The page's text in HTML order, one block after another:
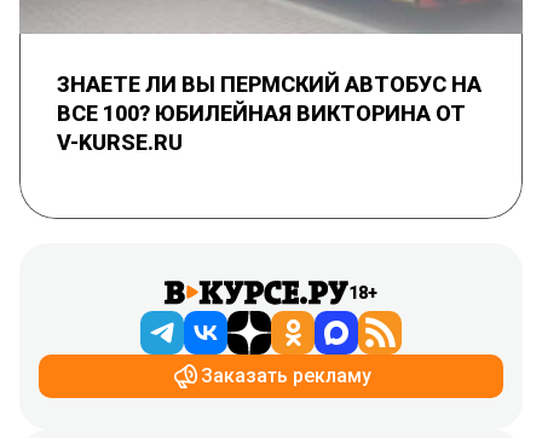
ЗНАЕТЕ ЛИ ВЫ ПЕРМСКИЙ АВТОБУС НА
ВСЕ 100? ЮБИЛЕЙНАЯ ВИКТОРИНА ОТ
V-KURSE.RU
18+
Заказать рекламу